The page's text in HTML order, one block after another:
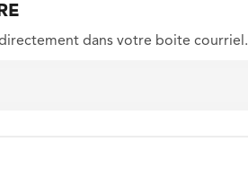
dans votre boite courriel.